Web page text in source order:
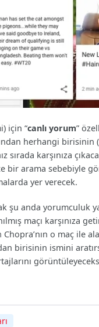
için “canlı yorum”
herhangi
sırada karşınıza
bir arama sebebiyle
yer verecek.
anda yorumculuk
maçı karşınıza
Chopra’nın o maç ile
birisinin ismini